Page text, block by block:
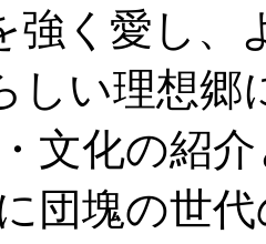
強く愛し、
しい理想郷
文化の紹
団塊の世